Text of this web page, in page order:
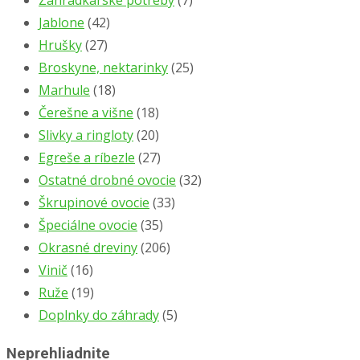
Jablone (42)
Hrušky(27)
Broskyne, nektarinky(25)
Marhule (18)
Čerešne a višne (18)
Slivky a ringloty(20)
Egreše a ríbezle (27)
Ostatné drobné ovocie (32)
Škrupinové ovocie (33)
Špeciálne ovocie (35)
Okrasné dreviny(206)
Vinič (16)
Ruže (19)
Doplnky do záhrady(5)
Neprehliadnite